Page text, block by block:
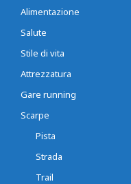
Alimentazione
Salute
Stile di vita
Attrezzatura
Gare running
Scarpe
Pista
Strada
Trail